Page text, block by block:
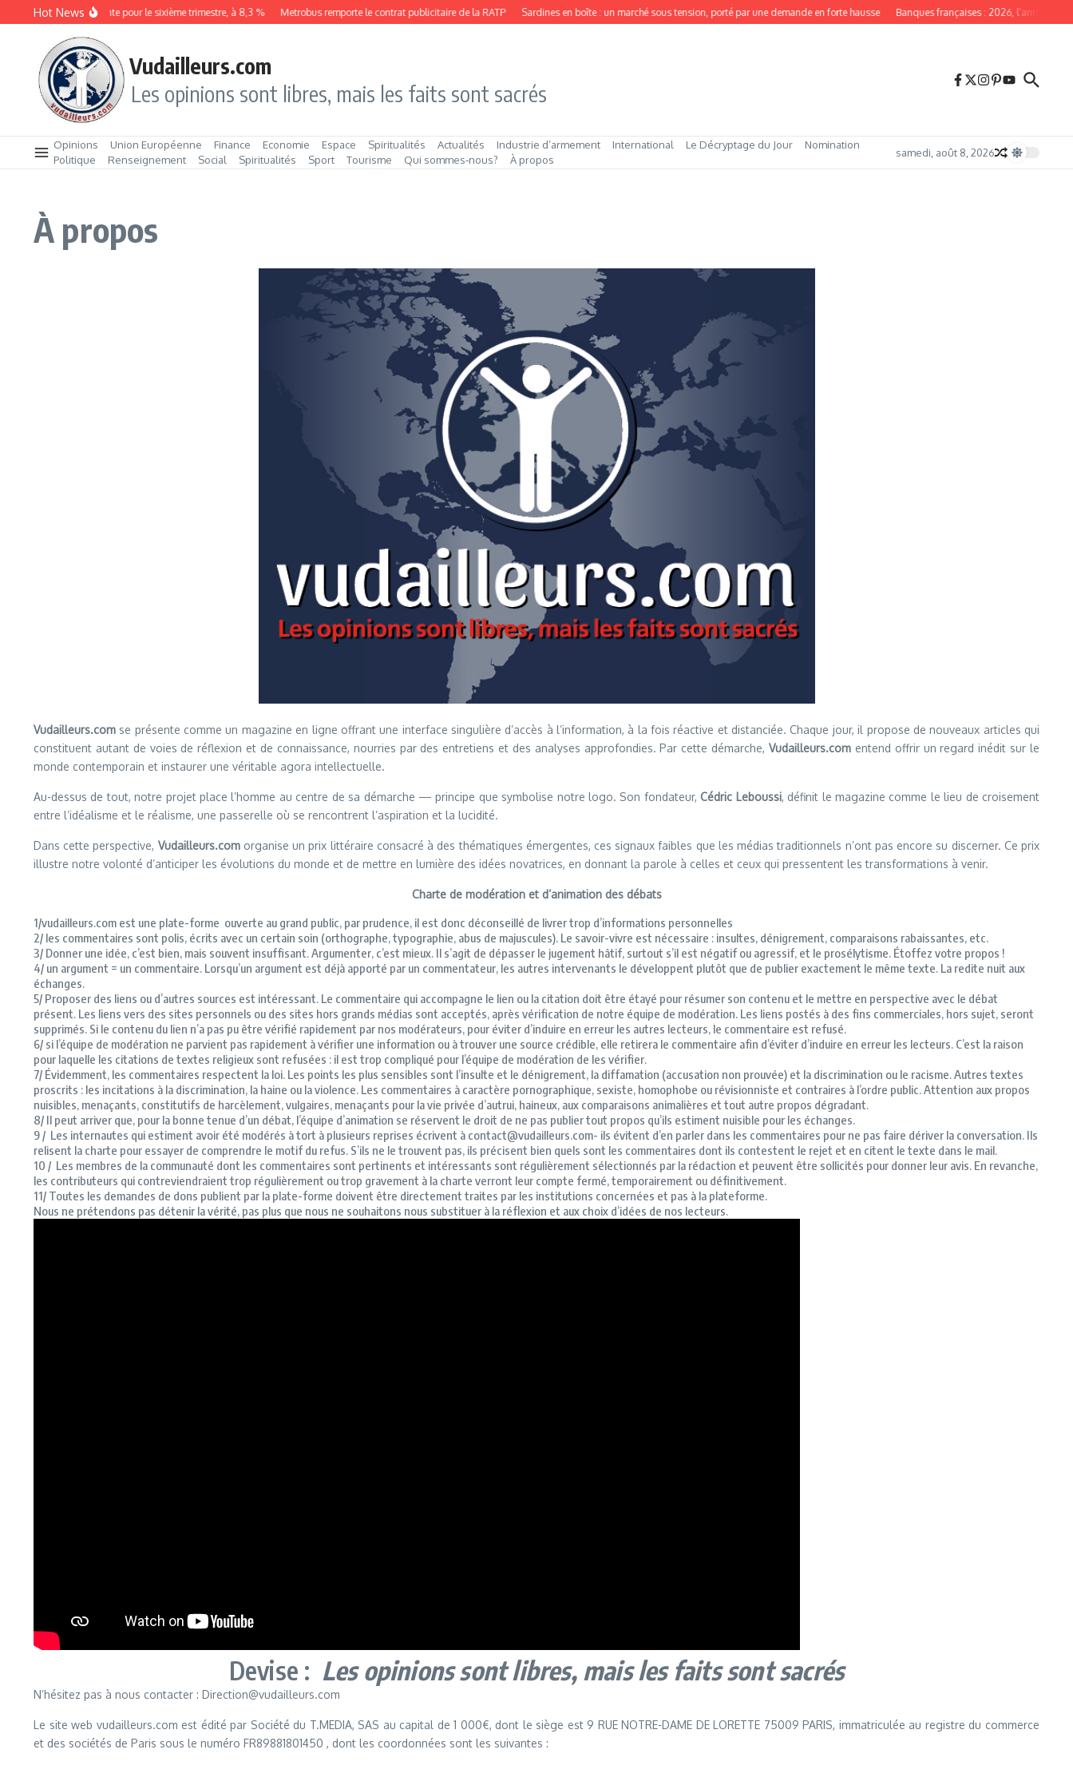
Aller au contenu
Hot News
Le chômage augmente pour le sixième trimestre, à 8,3 % Metrobus remporte le contrat publicitaire de la RATP Sardines en boîte : un marché sous tension, porté par une demande en forte hausse Banques françaises : 2026, l’année du
Vudailleurs.com
Les opinions sont libres, mais les faits sont sacrés
Opinions Union Européenne Finance Economie Espace Spiritualités Actualités Industrie d’armement International Le Décryptage du Jour
Nomination
Politique
Renseignement Social Spiritualités Sport Tourisme Qui sommes‑nous? À propos
samedi, août 8, 2026
À propos
Vudailleurs.com se présente comme un magazine en ligne offrant une interface singulière d’accès à l’information, à la fois réactive et distanciée. Chaque jour, il propose de nouveaux articles qui
constituent autant de voies de réflexion et de connaissance, nourries par des entretiens et des analyses approfondies. Par cette démarche,Vudailleurs.com entend offrir un regard inédit sur le
monde contemporain et instaurer une véritable agora intellectuelle.
Au-dessus de tout, notre projet place l’homme au centre de sa démarche — principe que symbolise notre logo. Son fondateur,Cédric Leboussi, définit le magazine comme le lieu de croisement
entre l’idéalisme et le réalisme, une passerelle où se rencontrent l’aspiration et la lucidité.
Dans cette perspective, Vudailleurs.comorganise un prix littéraire consacré à des thématiques émergentes, ces signaux faibles que les médias traditionnels n’ont pas encore su discerner. Ce prix
illustre notre volonté d’anticiper les évolutions du monde et de mettre en lumière des idées novatrices, en donnant la parole à celles et ceux qui pressentent les transformations à venir.
Charte de modération et d’animation des débats
1/vudailleurs.com est une plate-forme ouverte au grand public, par prudence, il est donc déconseillé de livrer trop d’informations personnelles
2/ les commentaires sont polis, écrits avec un certain soin (orthographe, typographie, abus de majuscules). Le savoir-vivre est nécessaire : insultes, dénigrement, comparaisons rabaissantes, etc.
3/ Donner une idée, c’est bien, mais souvent insuffisant.Argumenter, c’est mieux. Il s’agit de dépasser le jugement hâtif, surtout s’il est négatif ou agressif, et le prosélytisme. Étoffez votre propos !
4/ un argument = un commentaire. Lorsqu’un argument est déjà apporté par un commentateur, les autres intervenants le développent plutôt que de publier exactement le même texte. La redite nuit aux
échanges.
5/ Proposer des liens ou d’autres sources est intéressant. Le commentaire qui accompagne le lien ou la citation doit être étayé pour résumer son contenu et le mettre en perspective avec le débat
présent. Les liens vers des sites personnels ou des sites hors grands médias sont acceptés, après vérification de notre équipe de modération. Les liens postés à des fins commerciales, hors sujet, seront
supprimés. Si le contenu du lien n’a pas pu être vérifié rapidement par nos modérateurs, pour éviter d’induire en erreur les autres lecteurs, le commentaire est refusé.
6/ si l’équipe de modération ne parvient pas rapidement à vérifier une information ou à trouver une source crédible, elle retirera le commentaire afin d’éviter d’induire en erreur les lecteurs. C’est la raison
pour laquelle les citations de textes religieux sont refusées : il est trop compliqué pour l’équipe de modération de les vérifier.
7/ Évidemment, les commentaires respectent la loi. Les points les plus sensibles sont l’insulte et le dénigrement, la diffamation (accusation non prouvée) et la discrimination ou le racisme.Autres textes
proscrits : les incitations à la discrimination, la haine ou la violence. Les commentaires à caractère pornographique, sexiste, homophobe ou révisionniste et contraires à l’ordre public.Attention aux propos
nuisibles, menaçants, constitutifs de harcèlement, vulgaires, menaçants pour la vie privée d’autrui, haineux, aux comparaisons animalières et tout autre propos dégradant.
8/ Il peut arriver que, pour la bonne tenue d’un débat, l’équipe d’animation se réservent le droit de ne pas publier tout propos qu’ils estiment nuisible pour les échanges.
9 / Les internautes qui estiment avoir été modérés à tort à plusieurs reprises écrivent à contact@vudailleurs.com- ils évitent d’en parler dans les commentaires pour ne pas faire dériver la conversation. Ils
relisent la charte pour essayer de comprendre le motif du refus. S’ils ne le trouvent pas, ils précisent bien quels sont les commentaires dont ils contestent le rejet et en citent le texte dans le mail.
10 / Les membres de la communauté dont les commentaires sont pertinents et intéressants sont régulièrement sélectionnés par la rédaction et peuvent être sollicités pour donner leur avis. En revanche,
les contributeurs qui contreviendraient trop régulièrement ou trop gravement à la charte verront leur compte fermé, temporairement ou définitivement.
11/ Toutes les demandes de dons publient par la plate-forme doivent être directement traites par les institutions concernées et pas à la plateforme.
Nous ne prétendons pas détenir la vérité, pas plus que nous ne souhaitons nous substituer à la réflexion et aux choix d’idées de nos lecteurs.
Devise : Les opinions sont libres, mais les faits sont sacrés
N’hésitez pas à nous contacter : Direction@vudailleurs.com
Le site web vudailleurs.com est édité par Société du T.MEDIA, SAS au capital de 1 000€, dont le siège est 9 RUE NOTRE-DAME DE LORETTE 75009 PARIS, immatriculée au registre du commerce
et des sociétés de Paris sous le numéro FR89881801450 , dont les coordonnées sont les suivantes :